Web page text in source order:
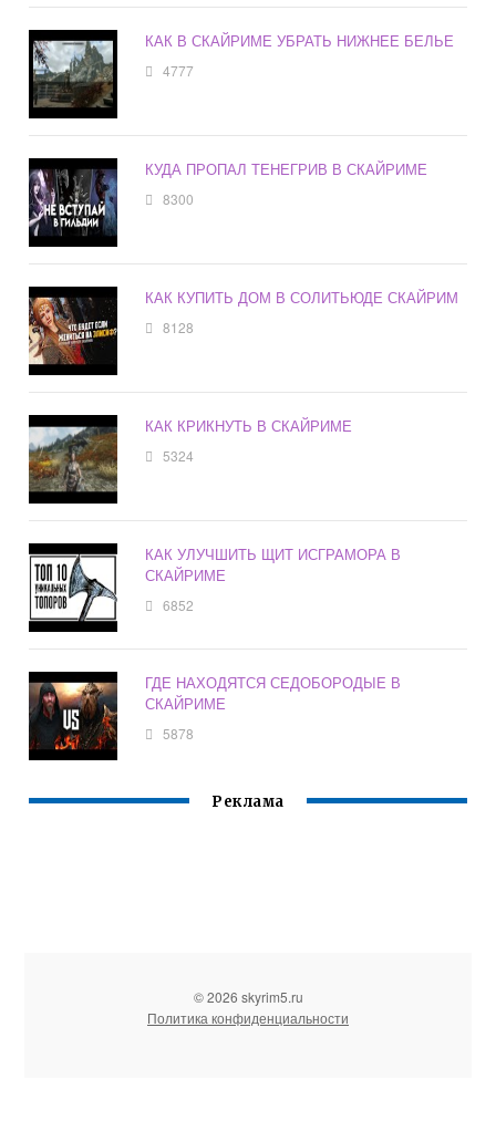
КАК В СКАЙРИМЕ УБРАТЬ НИЖНЕЕ БЕЛЬЕ
4777
КУДА ПРОПАЛ ТЕНЕГРИВ В СКАЙРИМЕ
8300
КАК КУПИТЬ ДОМ В СОЛИТЬЮДЕ СКАЙРИМ
8128
КАК КРИКНУТЬ В СКАЙРИМЕ
5324
КАК УЛУЧШИТЬ ЩИТ ИСГРАМОРА В
СКАЙРИМЕ
6852
ГДЕ НАХОДЯТСЯ СЕДОБОРОДЫЕ В
СКАЙРИМЕ
5878
Реклама
© 2026 skyrim5.ru
Политика конфиденциальности